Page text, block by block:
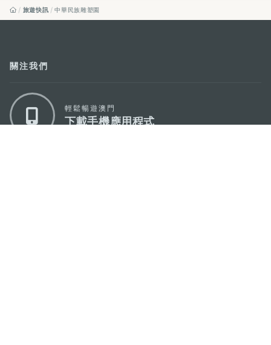
旅遊快訊 中華民族雕塑園
關注我們
輕鬆暢遊澳門
下載手機應用程式